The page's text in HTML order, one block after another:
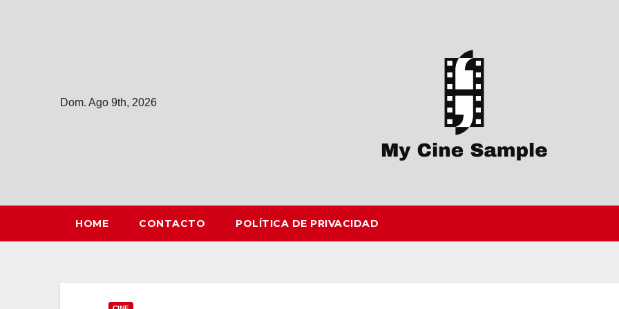
Dom. Ago 9th, 2026
HOME CONTACTO POLÍTICA DE PRIVACIDAD